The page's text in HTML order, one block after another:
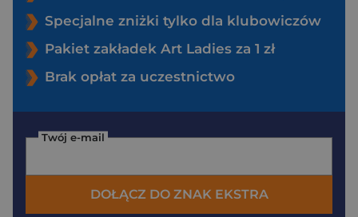
Specjalne zniżki tylko dla klubowiczów
Pakiet zakładek Art Ladies za 1 zł
Brak opłat za uczestnictwo
Twój e-mail
DOŁĄCZ DO ZNAK EKSTRA